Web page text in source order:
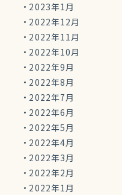
2023年1月
2022年12月
2022年11月
2022年10月
2022年9月
2022年8月
2022年7月
2022年6月
2022年5月
2022年4月
2022年3月
2022年2月
2022年1月